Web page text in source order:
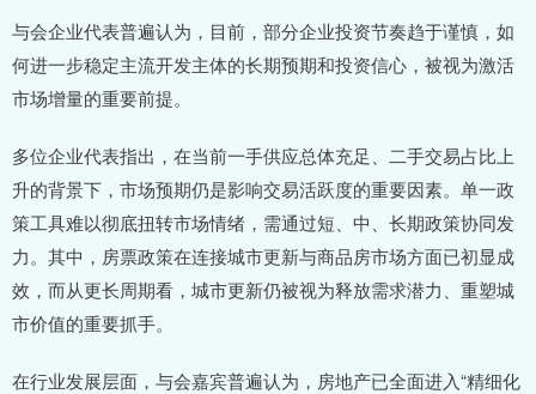
与会企业代表普遍认为，目前，部分企业投资节奏趋于谨慎，如
何进一步稳定主流开发主体的长期预期和投资信心，被视为激活
市场增量的重要前提。
多位企业代表指出，在当前一手供应总体充足、二手交易占比上
升的背景下，市场预期仍是影响交易活跃度的重要因素。单一政
策工具难以彻底扭转市场情绪，需通过短、中、长期政策协同发
力。其中，房票政策在连接城市更新与商品房市场方面已初显成
效，而从更长周期看，城市更新仍被视为释放需求潜力、重塑城
市价值的重要抓手。
在行业发展层面，与会嘉宾普遍认为，房地产已全面进入“精细化